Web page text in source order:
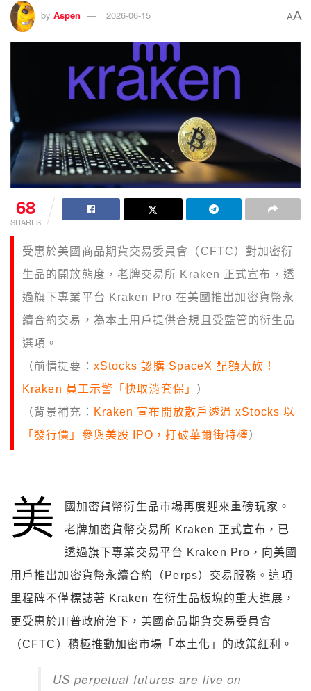
by Aspen 2026-06-15 AA
68
SHARES
受惠於美國商品期貨交易委員會（CFTC）對加密衍
生品的開放態度，老牌交易所 Kraken 正式宣布，透
過旗下專業平台 Kraken Pro 在美國推出加密貨幣永
續合約交易，為本土用戶提供合規且受監管的衍生品
選項。
（前情提要： xStocks 認購 SpaceX 配額大砍！
Kraken 員工示警「快取消套保」 ）
（背景補充： Kraken 宣布開放散戶透過 xStocks 以
「發行價」參與美股 IPO，打破華爾街特權）
美
國加密貨幣衍生品市場再度迎來重磅玩家。
老牌加密貨幣交易所 Kraken 正式宣布，已
透過旗下專業交易平台 Kraken Pro，向美國
用戶推出加密貨幣永續合約（Perps）交易服務。這項
里程碑不僅標誌著 Kraken 在衍生品板塊的重大進展，
更受惠於川普政府治下，美國商品期貨交易委員會
（CFTC）積極推動加密市場「本土化」的政策紅利。
US perpetual futures are live on